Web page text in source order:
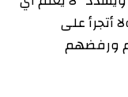
أتجرأ على
ورفضهم